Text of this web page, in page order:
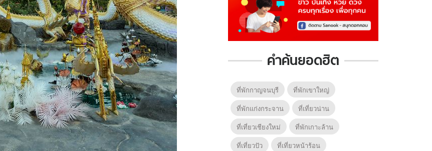
คำค้นยอดฮิต
ที่พักกาญจนบุรี
ที่พักเขาใหญ่
ที่พักแก่งกระจาน
ที่เที่ยวน่าน
ที่เที่ยวเชียงใหม่
ที่พักเกาะล้าน
ที่เที่ยวปัว
ที่เที่ยวหน้าร้อน